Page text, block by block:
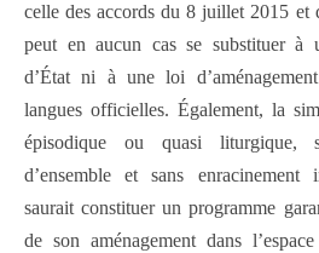
celle des accords du 8 juillet 2015 et
peut en aucun cas se substituer à
d’État ni à une loi
langues officielles. Également, la
épisodique ou quasi liturgique,
d’ensemble et sans enracinement
saurait constituer un programme
de son aménagement dans